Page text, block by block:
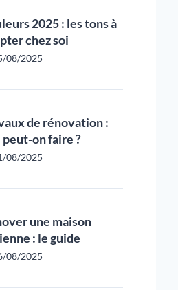
2025 : les tons à
chez soi
08/2025
de rénovation :
peut-on faire ?
08/2025
une maison
: le guide
08/2025